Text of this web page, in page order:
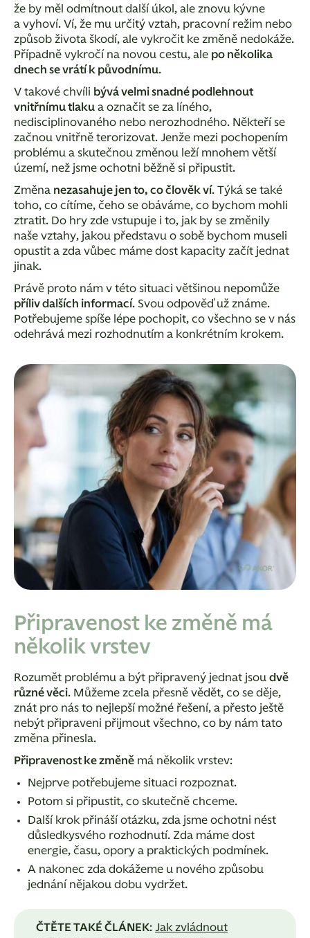
že by měl odmítnout další úkol, ale znovu kývne
a vyhoví. Ví, že mu určitý vztah, pracovní režim nebo
způsob života škodí, ale vykročit ke změně nedokáže.
Případně vykročí na novou cestu, ale po několika
dnech se vrátí k původnímu.
V takové chvíli bývá velmi snadné podlehnout
vnitřnímu tlaku a označit se za líného,
nedisciplinovaného nebo nerozhodného. Někteří se
začnou vnitřně terorizovat. Jenže mezi pochopením
problému a skutečnou změnou leží mnohem větší
území, než jsme ochotni běžně si připustit.
Změna nezasahuje jen to, co člověk ví. Týká se také
toho, co cítíme, čeho se obáváme, co bychom mohli
ztratit. Do hry zde vstupuje i to, jak by se změnily
naše vztahy, jakou představu o sobě bychom museli
opustit a zda vůbec máme dost kapacity začít jednat
jinak.
Právě proto nám v této situaci většinou nepomůže
příliv dalších informací. Svou odpověď už známe.
Potřebujeme spíše lépe pochopit, co všechno se v nás
odehrává mezi rozhodnutím a konkrétním krokem.
Připravenost ke změně má
několik vrstev
Rozumět problému a být připravený jednat jsou dvě
různé věci. Můžeme zcela přesně vědět, co se děje,
znát pro nás to nejlepší možné řešení, a přesto ještě
nebýt připraveni přijmout všechno, co by nám tato
změna přinesla.
Připravenost ke změně má několik vrstev:
Nejprve potřebujeme situaci rozpoznat.
Potom si připustit, co skutečně chceme.
Další krok přináší otázku, zda jsme ochotni nést
důsledkysvého rozhodnutí. Zda máme dost
energie, času, opory a praktických podmínek.
A nakonec zda dokážeme u nového způsobu
jednání nějakou dobu vydržet.
ČTĚTE TAKÉ ČLÁNEK: Jak zvládnout